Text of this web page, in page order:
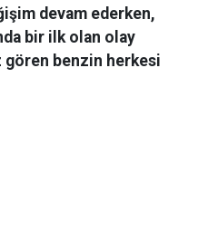
devam ederken,
bir ilk olan olay
gören benzin herkesi